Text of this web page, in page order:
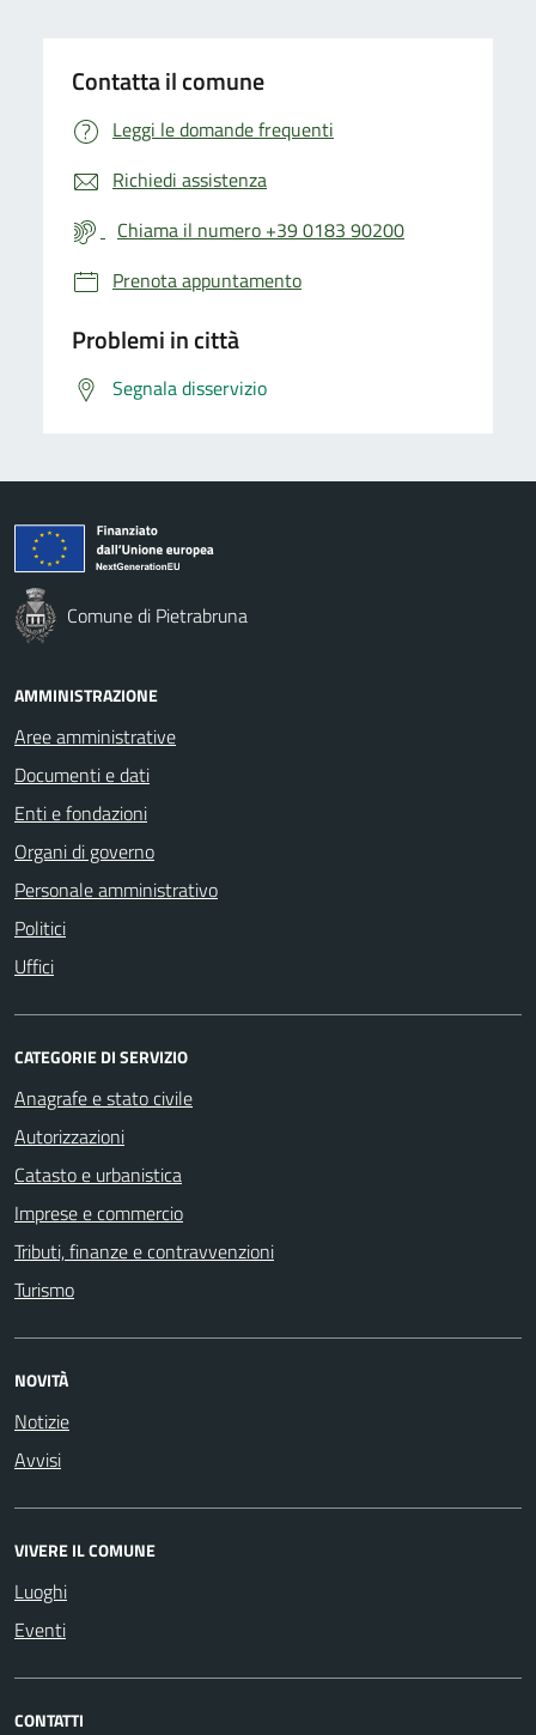
Contatta il comune
Leggi le domande frequenti
Richiedi assistenza
Chiama il numero +39 0183 90200
Prenota appuntamento
Problemi in città
Segnala disservizio
Comune di Pietrabruna
AMMINISTRAZIONE
Aree amministrative
Documenti e dati
Enti e fondazioni
Organi di governo
Personale amministrativo
Politici
Uffici
CATEGORIE DI SERVIZIO
Anagrafe e stato civile
Autorizzazioni
Catasto e urbanistica
Imprese e commercio
Tributi, finanze e contravvenzioni
Turismo
NOVITÀ
Notizie
Avvisi
VIVERE IL COMUNE
Luoghi
Eventi
CONTATTI